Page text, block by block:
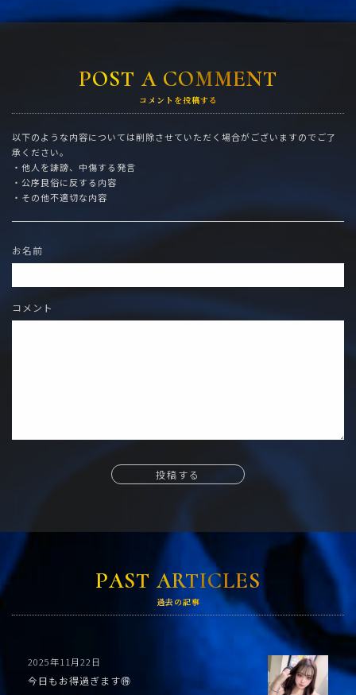
POST A COMMENT
コメントを投稿する
以下のような内容については削除させていただく場合がございますのでご了
承ください。
・他人を誹謗、中傷する発言
・公序良俗に反する内容
・その他不適切な内容
お名前
コメント
投稿する
PAST ARTICLES
過去の記事
2025年11月22日
今日もお得過ぎます🉐